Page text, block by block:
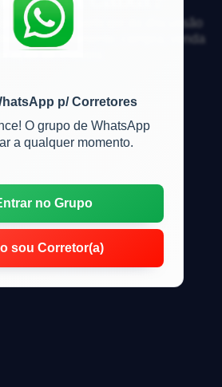
p/ Corretores
O grupo de WhatsApp
a qualquer momento.
no Grupo
sou Corretor(a)
e participe da discussão
financiamento, compra, venda
de imóveis